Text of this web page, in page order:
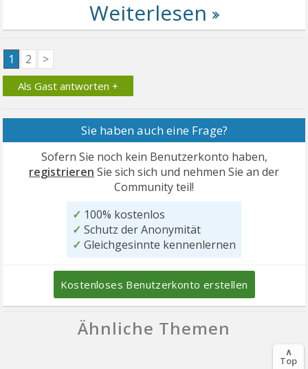
1 2 >
Als Gast antworten +
Sie haben auch eine Frage?
Sofern Sie noch kein Benutzerkonto haben,
registrieren Sie sich sich und nehmen Sie an der
Community teil!
✓ 100% kostenlos
✓ Schutz der Anonymität
✓ Gleichgesinnte kennenlernen
Kostenloses Benutzerkonto erstellen
Ähnliche Themen
∧
Top